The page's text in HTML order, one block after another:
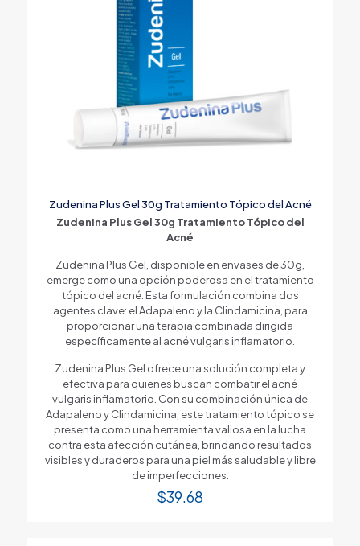
Zudenina Plus Gel 30g Tratamiento Tópico del Acné
Zudenina Plus Gel 30g Tratamiento Tópico del
Acné
Zudenina Plus Gel, disponible en envases de 30g,
emerge como una opción poderosa en el tratamiento
tópico del acné. Esta formulación combina dos
agentes clave: el Adapaleno y la Clindamicina, para
proporcionar una terapia combinada dirigida
específicamente al acné vulgaris inflamatorio.
Zudenina Plus Gel ofrece una solución completa y
efectiva para quienes buscan combatir el acné
vulgaris inflamatorio. Con su combinación única de
Adapaleno y Clindamicina, este tratamiento tópico se
presenta como una herramienta valiosa en la lucha
contra esta afección cutánea, brindando resultados
visibles y duraderos para una piel más saludable y libre
de imperfecciones.
$39.68